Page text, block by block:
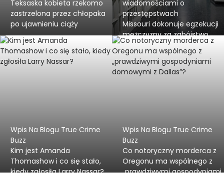
Teksaska kobieta rzekomo
zastrzelona przez chłopaka
po ujawnieniu ciąży
wiadomościami o
przestępstwach
Missouri dokonuje egzekucji
mężczyzny za zabójstwo
funkcjonariusza policji w
2005 roku pomimo
kontrowersji związanych z
wyrokiem
Wpis Na Blogu True Crime
Buzz
Kim jest Amanda
Thomashow i co się stało,
kiedy zgłosiła Larry Nassar?
Wpis Na Blogu True Crime
Buzz
Co notoryczny morderca z
Oregonu ma wspólnego z
„prawdziwymi gospodyniami